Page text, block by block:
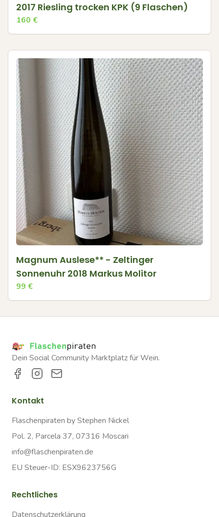
2017 Riesling trocken KPK (9 Flaschen)
160 €
Magnum Auslese** - Zeltinger
Sonnenuhr 2018 Markus Molitor
99 €
Dein Social Community Marktplatz für Wein.
Kontakt
Flaschenpiraten by Stephen Nickel
Pol. 2, Parcela 37, 07316 Moscari
info@flaschenpiraten.de
EU Steuer-ID: ESX9623756G
Rechtliches
Datenschutzerklärung